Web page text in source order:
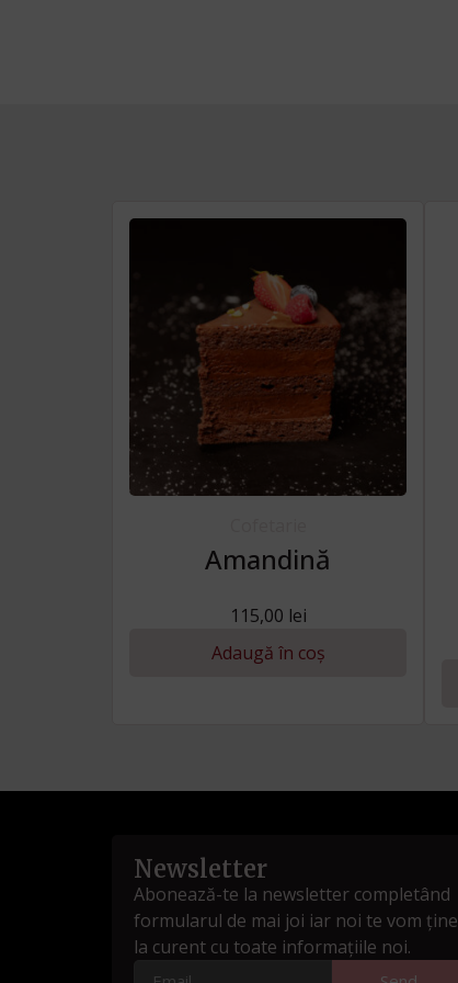
Amandină
115,00 lei
Adaugă în coș
Newsletter
Abonează-te la newsletter completând
formularul de mai joi iar noi te vom ține
la curent cu toate informațiile noi.